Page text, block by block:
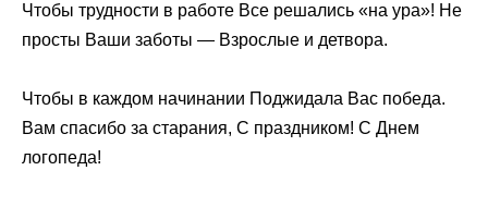
Чтобы трудности в работе Все решались «на ура»! Не
просты Ваши заботы — Взрослые и детвора.
Чтобы в каждом начинании Поджидала Вас победа.
Вам спасибо за старания, С праздником! С Днем
логопеда!